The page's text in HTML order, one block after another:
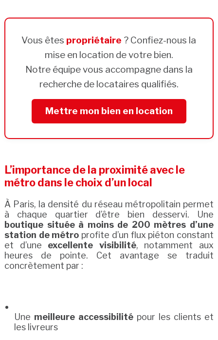
Vous êtes propriétaire ? Confiez-nous la
mise en location de votre bien.
Notre équipe vous accompagne dans la
recherche de locataires qualifiés.
Mettre mon bien en location
L’importance de la proximité avec le
métro dans le choix d’un local
À Paris, la densité du réseau métropolitain permet
à chaque quartier d’être bien desservi. Une
boutique située à moins de 200 mètres d’une
station de métro profite d’un flux piéton constant
et d’une excellente visibilité, notamment aux
heures de pointe. Cet avantage se traduit
concrètement par :
Une meilleure accessibilitépour les clients et
les livreurs